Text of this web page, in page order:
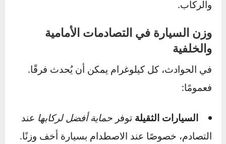
هو عامل فعّال في تحديد كيفية تفاعلها مع الظروف
المختلفة على الطريق، خصوصًا في حالات
الطوارئ. فوزن السيارة يؤثر على سلوكها أثناء
التصادم، وعلى مدى ثباتها وقدرتها على السيطرة،
وحتى على مستوى الأمان الذي يشعر به السائق
والركاب.